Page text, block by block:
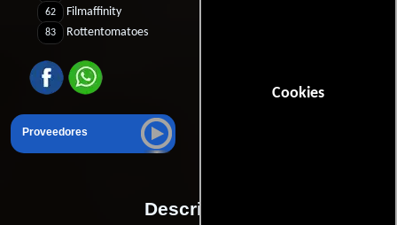
Cookies
62 Filmaffinity
83 Rottentomatoes
Proveedores
Descripción